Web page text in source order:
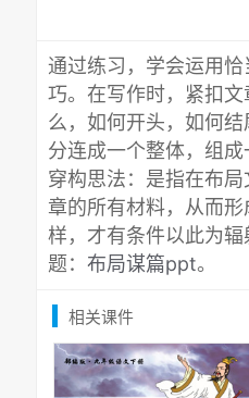
通过练习，学会运用
巧。在写作时，紧扣
么，如何开头，如何
分连成一个整体，组
穿构思法：是指在布
章的所有材料，从而
样，才有条件以此为
题： 布局谋篇ppt。
相关课件